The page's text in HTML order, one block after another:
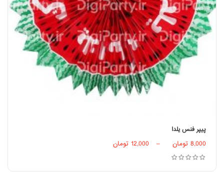
انتخاب گزینه‌ها
پیپر فنس یلدا
8,000 تومان –
12,000 تومان